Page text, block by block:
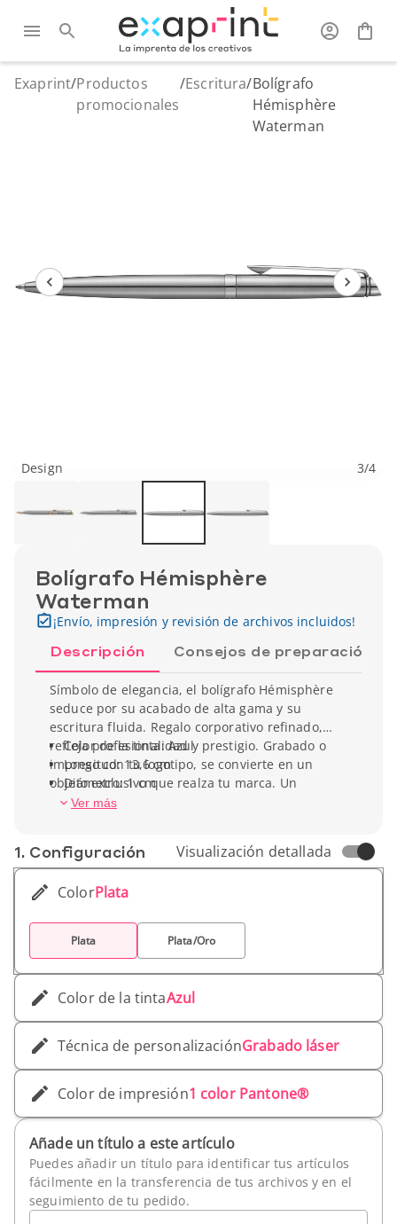
Exaprint/Productos
promocionales
/Escritura/Bolígrafo
Hémisphère
Waterman
Design 3/4
Bolígrafo Hémisphère
Waterman
¡Envío, impresión y revisión de archivos incluidos!
Descripción Consejos de preparación
Símbolo de elegancia, el bolígrafo Hémisphère
seduce por su acabado de alta gama y su
escritura fluida. Regalo corporativo refinado,
refleja profesionalidad y prestigio. Grabado o
impreso con tu logotipo, se convierte en un
objeto exclusivo que realza tu marca. Un
accesorio atemporal para una comunicación
Color de la tinta: Azul
Longitud: 13,6 cm
Diámetro: 1 cm
Peso unitario: 25 gr
Ver más
1. Conf­iguración Visualización detallada
ColorPlata
Plata Plata/Oro
Color de la tintaAzul
Técnica de personalizaciónGrabado láser
Color de impresión1 color Pantone®
Añade un título a este artículo
Puedes añadir un título para identificar tus artículos
fácilmente en la transferencia de tus archivos y en el
seguimiento de tu pedido.